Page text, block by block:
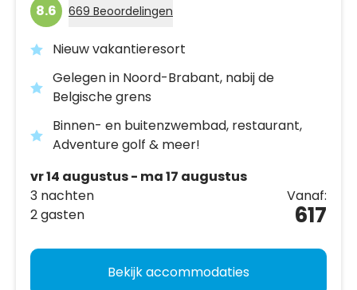
8.6 669 Beoordelingen
Nieuw vakantieresort
Gelegen in Noord-Brabant, nabij de
Belgische grens
Binnen- en buitenzwembad, restaurant,
Adventure golf & meer!
vr 14 augustus - ma 17 augustus
3 nachten
2 gasten
Vanaf:
617
Bekijk accommodaties